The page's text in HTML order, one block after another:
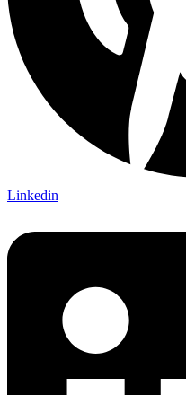
Linkedin